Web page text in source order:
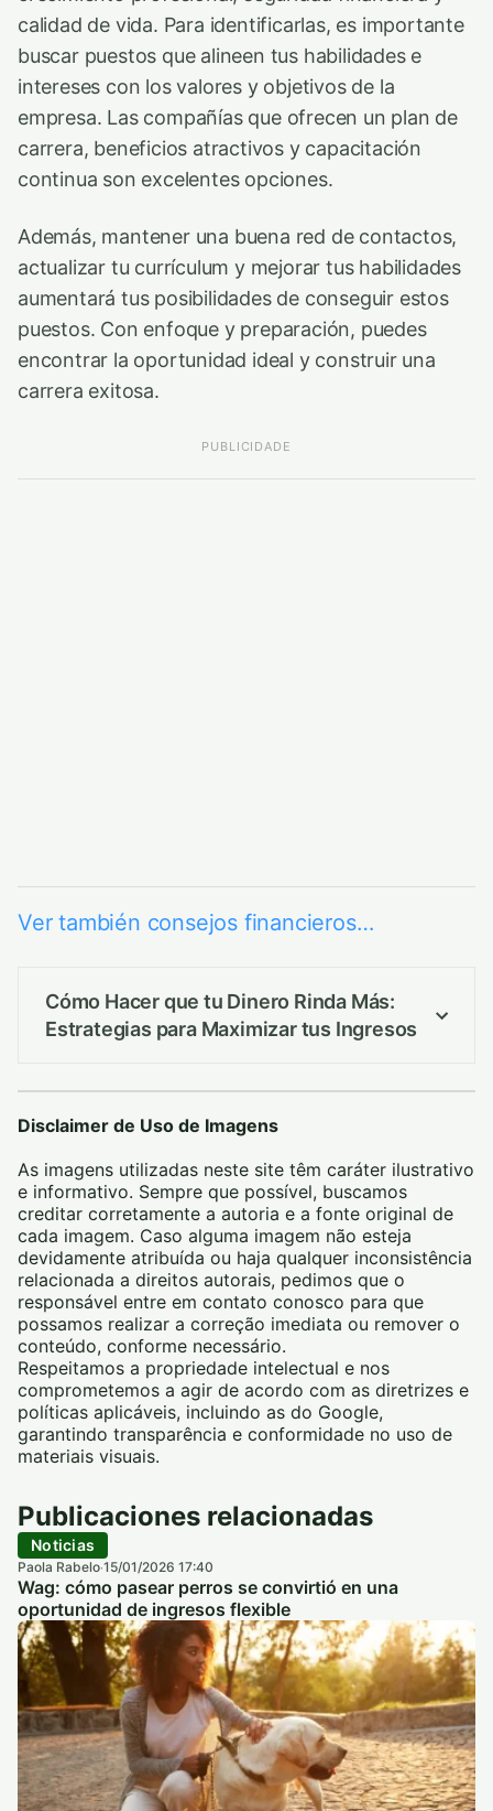
calidad de vida. Para identificarlas, es importante
buscar puestos que alineen tus habilidades e
intereses con los valores y objetivos de la
empresa. Las compañías que ofrecen un plan de
carrera, beneficios atractivos y capacitación
continua son excelentes opciones.
Además, mantener una buena red de contactos,
actualizar tu currículum y mejorar tus habilidades
aumentará tus posibilidades de conseguir estos
puestos. Con enfoque y preparación, puedes
encontrar la oportunidad ideal y construir una
carrera exitosa.
PUBLICIDADE
Ver también consejos financieros…
Cómo Hacer que tu Dinero Rinda Más:
Estrategias para Maximizar tus Ingresos
Disclaimer de Uso de Imagens
As imagens utilizadas neste site têm caráter ilustrativo
e informativo. Sempre que possível, buscamos
creditar corretamente a autoria e a fonte original de
cada imagem. Caso alguma imagem não esteja
devidamente atribuída ou haja qualquer inconsistência
relacionada a direitos autorais, pedimos que o
responsável entre em contato conosco para que
possamos realizar a correção imediata ou remover o
conteúdo, conforme necessário.
Respeitamos a propriedade intelectual e nos
comprometemos a agir de acordo com as diretrizes e
políticas aplicáveis, incluindo as do Google,
garantindo transparência e conformidade no uso de
materiais visuais.
Publicaciones relacionadas
Noticias
Paola Rabelo·15/01/2026 17:40
Wag: cómo pasear perros se convirtió en una
oportunidad de ingresos flexible